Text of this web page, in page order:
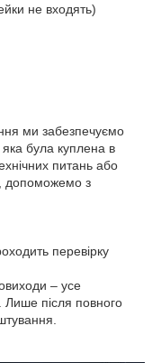
не входять)
ми забезпечуємо
була куплена в
питань або
допоможемо з
перевірку
– усе
Лише після повного